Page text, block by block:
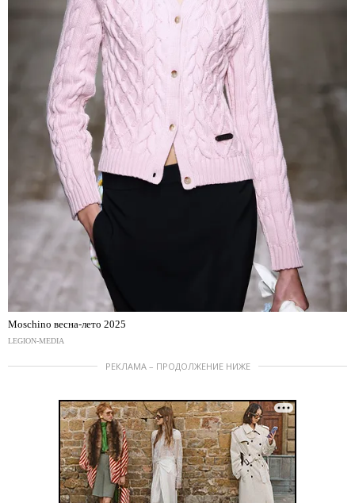
Moschino весна-лето 2025
LEGION-MEDIA
РЕКЛАМА – ПРОДОЛЖЕНИЕ НИЖЕ